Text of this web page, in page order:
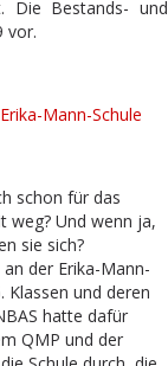
Die Bestands- und
vor.
Mann-Schule
schon für das
weg? Und wenn ja,
sie sich?
der Erika-Mann-
Klassen und deren
hatte dafür
QMP und der